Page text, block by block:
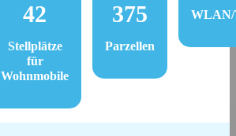
42
Stellplätze
für
Wohnmobile
375
Parzellen